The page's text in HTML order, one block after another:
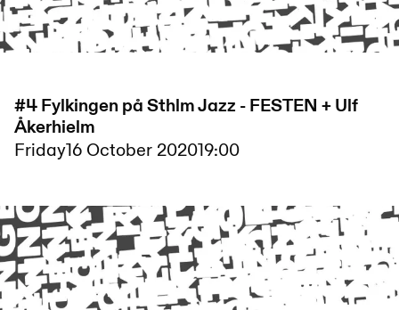
#4 Fylkingen på Sthlm Jazz - FESTEN + Ulf
Åkerhielm
Friday16 October 202019:00